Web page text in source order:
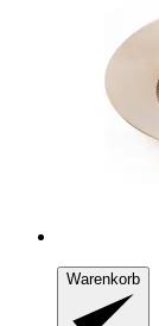
Warenkorb